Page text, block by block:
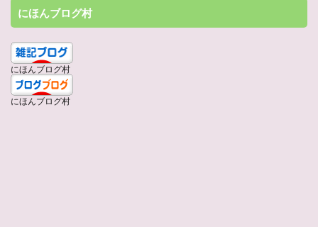
にほんブログ村
にほんブログ村
にほんブログ村